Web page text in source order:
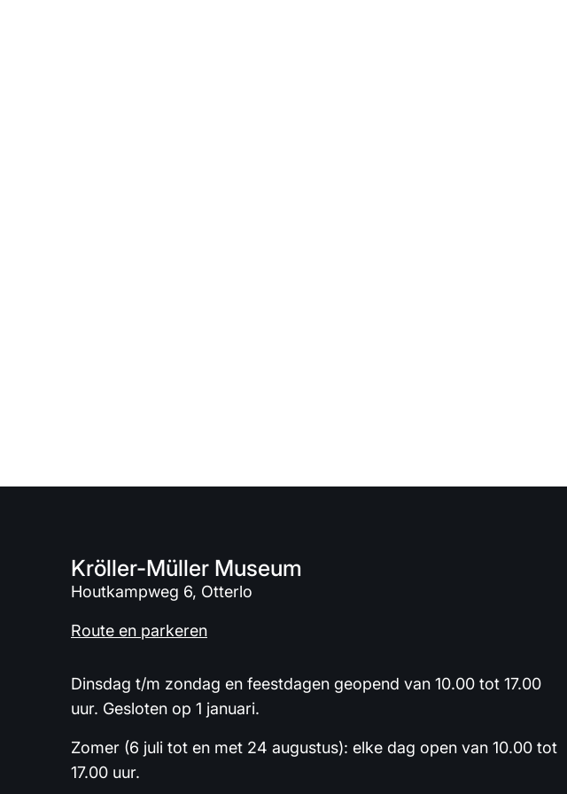
Kröller-Müller Museum
Houtkampweg 6, Otterlo
Route en parkeren
Dinsdag t/m zondag en feestdagen geopend van 10.00 tot 17.00
uur. Gesloten op 1 januari.
Zomer (6 juli tot en met 24 augustus): elke dag open van 10.00 tot
17.00 uur.